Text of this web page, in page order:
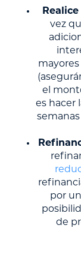
vez
el
es hacer
por
de